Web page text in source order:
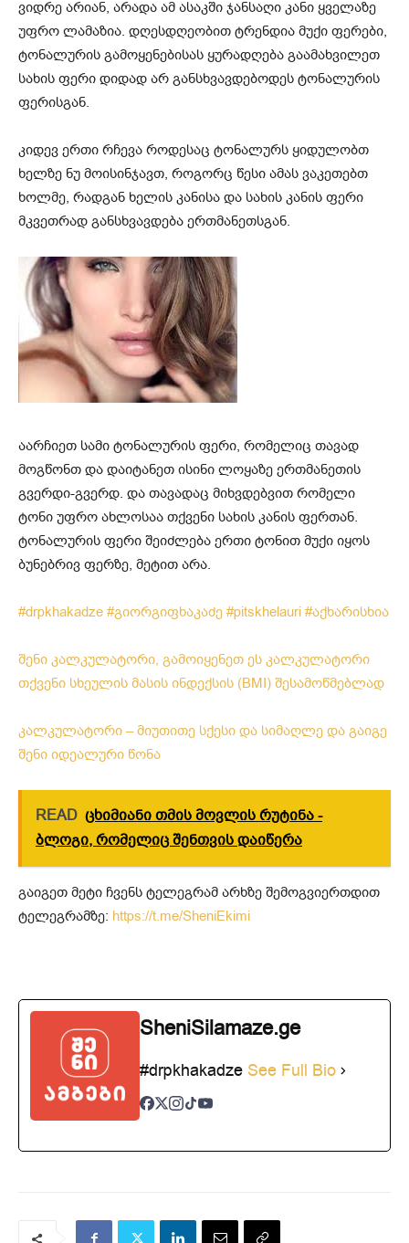
ვიდრე არიან, არადა ამ ასაკში ჯანსაღი კანი ყველაზე
უფრო ლამაზია. დღესდღეობით ტრენდია მუქი ფერები,
ტონალურის გამოყენებისას ყურადღება გაამახვილეთ
სახის ფერი დიდად არ განსხვავდებოდეს ტონალურის
ფერისგან.
კიდევ ერთი რჩევა როდესაც ტონალურს ყიდულობთ
ხელზე ნუ მოისინჯავთ, როგორც წესი ამას ვაკეთებთ
ხოლმე, რადგან ხელის კანისა და სახის კანის ფერი
მკვეთრად განსხვავდება ერთმანეთსგან.
აარჩიეთ სამი ტონალურის ფერი, რომელიც თავად
მოგწონთ და დაიტანეთ ისინი ლოყაზე ერთმანეთის
გვერდი-გვერდ. და თავადაც მიხვდებვით რომელი
ტონი უფრო ახლოსაა თქვენი სახის კანის ფერთან.
ტონალურის ფერი შეიძლება ერთი ტონით მუქი იყოს
ბუნებრივ ფერზე, მეტით არა.
#drpkhakadze #გიორგიფხაკაძე #pitskhelauri #აქხარისხია
შენი კალკულატორი, გამოიყენეთ ეს კალკულატორი
თქვენი სხეულის მასის ინდექსის (BMI) შესამოწმებლად
კალკულატორი – მიუთითე სქესი და სიმაღლე და გაიგე
შენი იდეალური წონა
READ ცხიმიანი თმის მოვლის რუტინა -
ბლოგი, რომელიც შენთვის დაიწერა
გაიგეთ მეტი ჩვენს ტელეგრამ არხზე შემოგვიერთდით
ტელეგრამზე: https://t.me/SheniEkimi
SheniSilamaze.ge
#drpkhakadze See Full Bio